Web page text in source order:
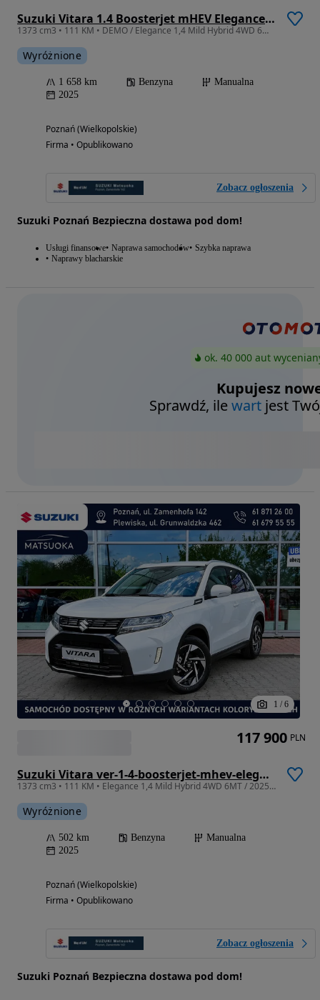
Suzuki Vitara 1.4 Boosterjet mHEV Elegance 4WD
1373 cm3 • 111 KM • DEMO / Elegance 1,4 Mild Hybrid 4WD 6MT Superior White / 2025 MC
Wyróżnione
1 658 km Benzyna
Manualna
2025
Poznań (Wielkopolskie)
Firma • Opublikowano
Zobacz ogłoszenia
Suzuki Poznań Bezpieczna dostawa pod dom!
Usługi finansowe Naprawa samochodów Szybka naprawa
Naprawy blacharskie
ok. 40 000 aut
Kupujesz
Sprawdź, ilewart jest
1 / 6
Suzuki Vitara ver-1-4-boosterjet-mhev-elegance-4wd
1373 cm3 • 111 KM • Elegance 1,4 Mild Hybrid 4WD 6MT / 2025 MC
Wyróżnione
502 km Benzyna
Manualna
2025
Poznań (Wielkopolskie)
Firma • Opublikowano
Zobacz ogłoszenia
Suzuki Poznań Bezpieczna dostawa pod dom!
117 900 PLN